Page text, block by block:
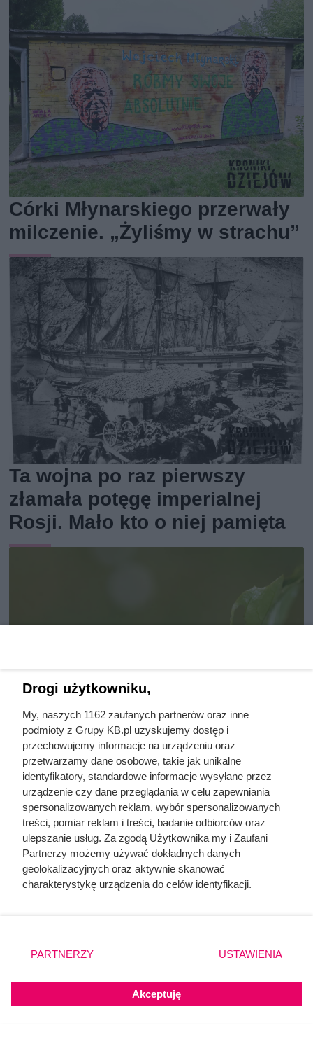
Córki Młynarskiego przerwały
milczenie. „Żyliśmy w strachu”
Ta wojna po raz pierwszy
złamała potęgę imperialnej
Rosji. Mało kto o niej pamięta
Myślisz, że nikt ich nie zjada?
Prawda o pomrowach
zaskakuje
Drogi użytkowniku,
My, naszych 1162 zaufanych partnerów oraz inne
podmioty z Grupy KB.pl uzyskujemy dostęp i
przechowujemy informacje na urządzeniu oraz
przetwarzamy dane osobowe, takie jak unikalne
identyfikatory, standardowe informacje wysyłane przez
urządzenie czy dane przeglądania w celu zapewniania
spersonalizowanych reklam, wybór spersonalizowanych
treści, pomiar reklam i treści, badanie odbiorców oraz
ulepszanie usług. Za zgodą Użytkownika my i Zaufani
Partnerzy możemy używać dokładnych danych
geolokalizacyjnych oraz aktywnie skanować
charakterystykę urządzenia do celów identyfikacji.
zmienić/wycofać klikając przycisk ustawień prywatności
znajdujący się w lewym dolnym rogu strony. Niektóre
użytkownika, ale masz prawo sprzeciwić się takiemu
przetwarzaniu. Preferencje będą miały zastosowania tylko
PARTNERZY USTAWIENIA
Akceptuję